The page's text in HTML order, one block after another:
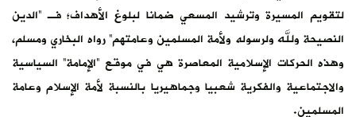
لتقويم المسيرة وترشيد المسعي ضمانا لبلوغ الأهداف؛ فـ “الدين
النصيحة ولله ولرسوله ولأمة المسلمين وعامتهم” رواه البخاري ومسلم،
وهذه الحركات الإسلامية المعاصرة هي في موقع “الإمامة” السياسية
والاجتماعية والفكرية شعبيا وجماهيريا بالنسبة لأمة الإسلام وعامة
المسلمين.